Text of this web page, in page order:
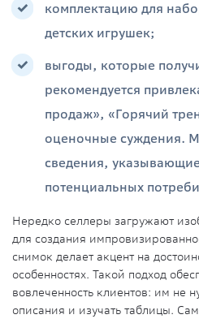
комплектацию для
детских игрушек;
выгоды, которые
рекомендуется
продаж», «Горячий
оценочные суждения.
сведения,
потенциальных
Нередко селлеры загружают
для создания
снимок делает акцент на
особенностях. Такой подход
вовлеченность клиентов: им не
описания и изучать таблицы.